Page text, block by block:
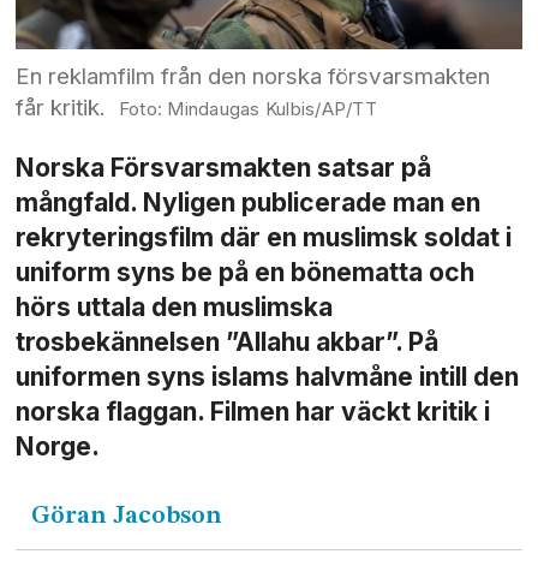
En reklamfilm från den norska försvarsmakten
får kritik.
Mindaugas Kulbis/AP/TT
Norska Försvarsmakten satsar på
mångfald. Nyligen publicerade man en
rekryteringsfilm där en muslimsk soldat i
uniform syns be på en bönematta och
hörs uttala den muslimska
trosbekännelsen ”Allahu akbar”. På
uniformen syns islams halvmåne intill den
norska flaggan. Filmen har väckt kritik i
Norge.
Göran Jacobson